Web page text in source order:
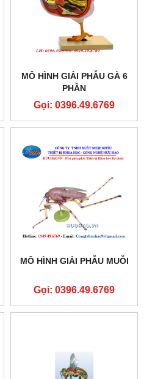
MÔ HÌNH GIẢI PHẪU GÀ 6
PHẦN
Gọi: 0396.49.6769
MÔ HÌNH GIẢI PHẪU MUỖI
Gọi: 0396.49.6769